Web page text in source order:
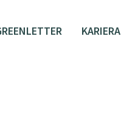
KARIERA